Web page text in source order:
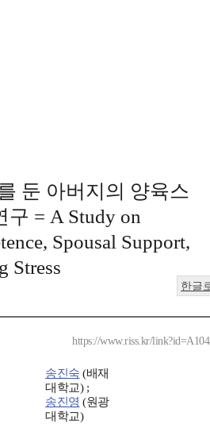
둔 아버지의 양육스
= A Study on
Spousal Support,
Stress
한글
https://www.riss.kr/
송진숙 (배재
대학교) ;
송진영 (원광
대학교)